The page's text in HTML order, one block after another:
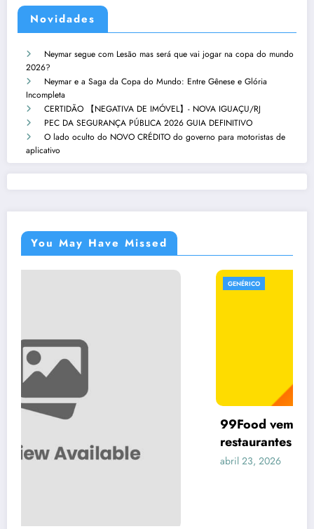
Novidades
Neymar segue com Lesão mas será que vai jogar na copa do mundo
2026?
Neymar e a Saga da Copa do Mundo: Entre Gênese e Glória
Incompleta
CERTIDÃO 【NEGATIVA DE IMÓVEL】- NOVA IGUAÇU/RJ
PEC DA SEGURANÇA PÚBLICA 2026 GUIA DEFINITIVO
O lado oculto do NOVO CRÉDITO do governo para motoristas de
aplicativo
You May Have Missed
99Food vem dando calote em vários
restaurantes no Brasil
abril 23, 2026